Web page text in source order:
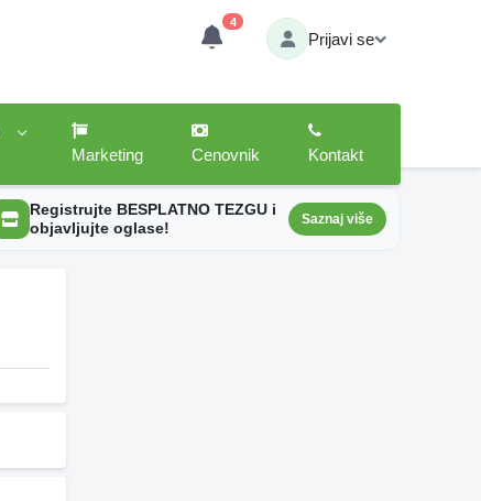
4
Prijavi se
Marketing
Cenovnik Kontakt
Registrujte BESPLATNO TEZGU i
objavljujte oglase!
Saznaj više